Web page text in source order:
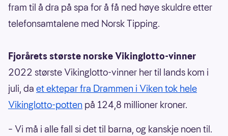
fram til å dra på spa for å få ned høye skuldre etter
telefonsamtalene med Norsk Tipping.
Fjorårets største norske Vikinglotto-vinner
2022 største Vikinglotto-vinner her til lands kom i
juli, da et ektepar fra Drammen i Viken tok hele
Vikinglotto-potten på 124,8 millioner kroner.
– Vi må i alle fall si det til barna, og kanskje noen til.